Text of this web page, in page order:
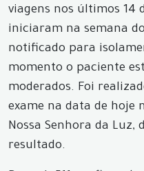
viagens nos últimos 14
iniciaram na semana
notificado para
momento o paciente
moderados. Foi
exame na data de hoje
Nossa Senhora da Luz,
resultado.